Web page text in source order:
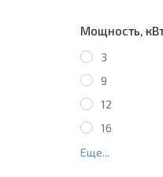
Мощность,
3
9
12
16
Еще...